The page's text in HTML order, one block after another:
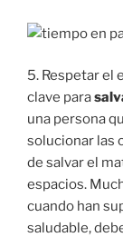
5. Respetar el
clave para
una persona
solucionar las
de salvar el
espacios.
cuando han
saludable,